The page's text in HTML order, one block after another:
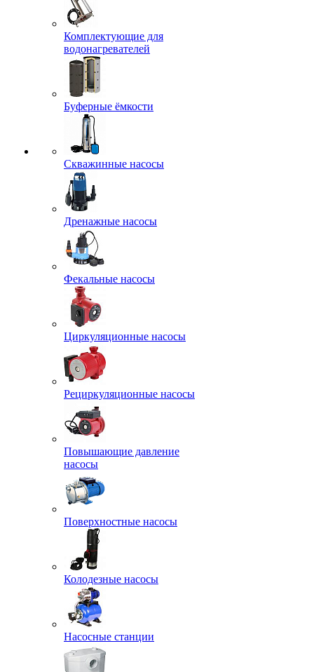
Комплектующие для
водонагревателей
Буферные ёмкости
Скважинные насосы
Дренажные насосы
Фекальные насосы
Циркуляционные насосы
Рециркуляционные насосы
Повышающие давление
насосы
Поверхностные насосы
Колодезные насосы
Насосные станции